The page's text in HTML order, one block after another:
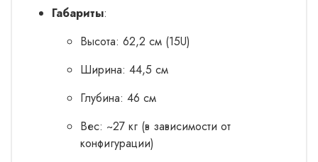
Габариты:
Высота: 62,2 см (15U)
Ширина: 44,5 см
Глубина: 46 см
Вес: ~27 кг (в зависимости от
конфигурации)